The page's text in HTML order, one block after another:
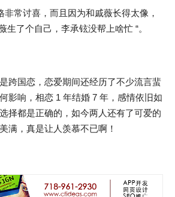
非常讨喜，而且因为和戚薇长得太像，
生了个自己，李承铉没帮上啥忙 “。
跨国恋，恋爱期间还经历了不少流言蜚
影响，相恋 1 年结婚 7 年，感情依旧如
择都是正确的，如今两人还有了可爱的
满，真是让人羡慕不已啊！